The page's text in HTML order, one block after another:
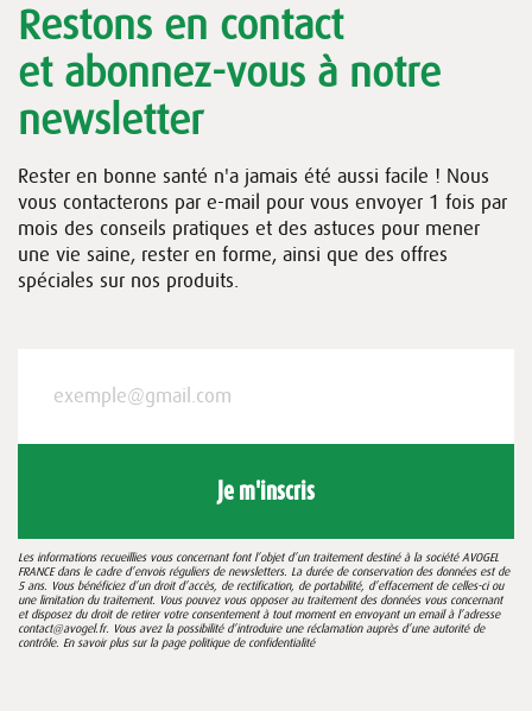
Restons en contact
et abonnez-vous à notre
newsletter
Rester en bonne santé n'a jamais été aussi facile ! Nous
vous contacterons par e-mail pour vous envoyer 1 fois par
mois des conseils pratiques et des astuces pour mener
une vie saine, rester en forme, ainsi que des offres
spéciales sur nos produits.
Je m'inscris
Les informations recueillies vous concernant font l’objet d’un traitement destiné à la société AVOGEL
FRANCE dans le cadre d’envois réguliers de newsletters. La durée de conservation des données est de
5 ans. Vous bénéficiez d’un droit d’accès, de rectification, de portabilité, d’effacement de celles-ci ou
une limitation du traitement. Vous pouvez vous opposer au traitement des données vous concernant
et disposez du droit de retirer votre consentement à tout moment en envoyant un email à l’adresse
contact@avogel.fr. Vous avez la possibilité d’introduire une réclamation auprès d’une autorité de
contrôle. En savoir plus sur la page politique de confidentialité